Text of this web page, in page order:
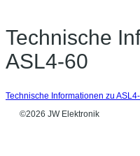
Technische
ASL4-60
Technische Informationen zu
©2026 JW Elektronik